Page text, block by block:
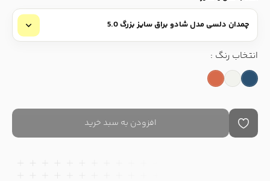
انتخاب رنگ :
افزودن به سبد خرید